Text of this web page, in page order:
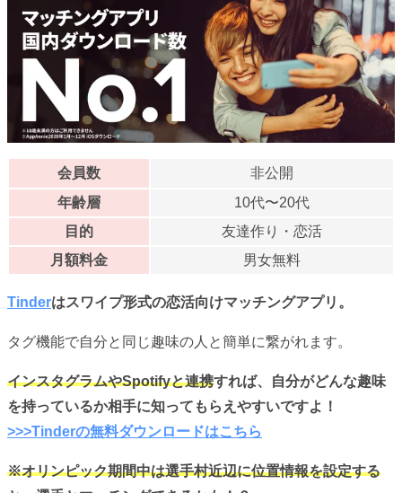
会員数
非公開
年齢層
10代〜20代
目的
友達作り・恋活
月額料金
男女無料
Tinderはスワイプ形式の恋活向けマッチングアプリ。
タグ機能で自分と同じ趣味の人と簡単に繋がれます。
インスタグラムやSpotifyと連携すれば、自分がどんな趣味
を持っているか相手に知ってもらえやすいですよ！
>>>Tinderの無料ダウンロードはこちら
※オリンピック期間中は選手村近辺に位置情報を設定する